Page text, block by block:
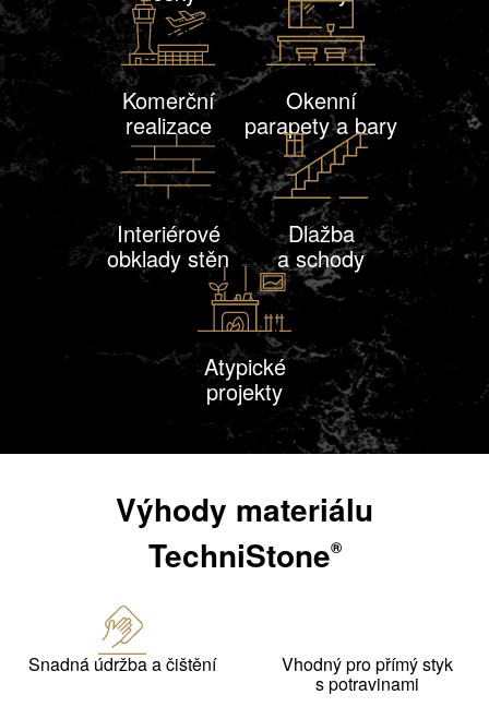
Komerční
realizace
Okenní
parapety a bary
Interiérové
obklady stěn
Dlažba
a schody
Atypické
projekty
Výhody materiálu
TechniStone®
Snadná údržba a čištění Vhodný pro přímý styk
s potravinami